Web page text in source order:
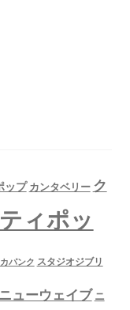
ップ カンタベリー ク
ィポッ
パンク スタジオジブリ
ニューウェイブ ニ